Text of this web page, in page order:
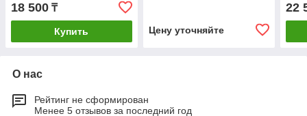
18 500 ₸
Купить Цену уточняйте
22
О нас
Рейтинг не сформирован
Менее 5 отзывов за последний год